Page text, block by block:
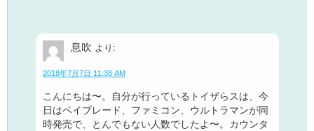
息吹 より:
2018年7月7日 11:38 AM
こんにちは〜。自分が行っているトイザらスは、今
日はベイブレード、ファミコン、ウルトラマンが同
時発売で、とんでもない人数でしたよ〜。カウンタ